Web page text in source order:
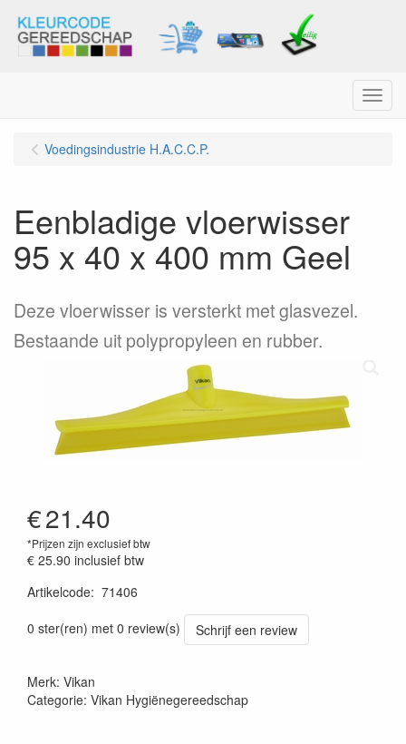
Menu
Voedingsindustrie H.A.C.C.P.
Eenbladige vloerwisser
95 x 40 x 400 mm Geel
Deze vloerwisser is versterkt met glasvezel.
Bestaande uit polypropyleen en rubber.
€21.40
*Prijzen zijn exclusief btw
€ 25.90 inclusief btw
Artikelcode: 71406
0 ster(ren) met 0 review(s)
Schrijf een review
Merk: Vikan
Categorie: Vikan Hygiënegereedschap